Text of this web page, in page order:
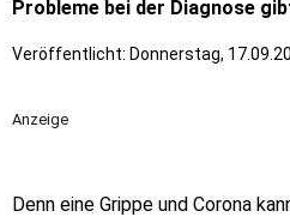
Probleme bei der Diagnose
Veröffentlicht: Donnerstag,
Anzeige
Denn eine Grippe und Corona